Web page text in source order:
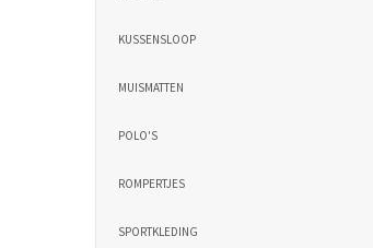
KUSSENSLOOP
MUISMATTEN
POLO'S
ROMPERTJES
SPORTKLEDING